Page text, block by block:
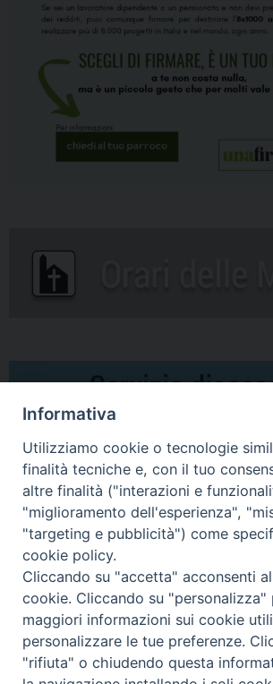
Comunicati Stampa
Il cordoglio dei Vescovi di Puglia per la morte di
Superbo
Nasce la Consulta Diocesana delle Aggregazioni
Archivio comunicati stampa
Informativa
Utilizziamo cookie o tecnologie
finalità tecniche e, con il tuo
altre finalità ("interazioni e
"miglioramento dell'esperienza",
"targeting e pubblicità") come
cookie policy.
Cliccando su "accetta" acconsenti
cookie. Cliccando su "personalizza"
maggiori informazioni sui cookie
personalizzare le tue preferenze.
"rifiuta" o chiudendo questa